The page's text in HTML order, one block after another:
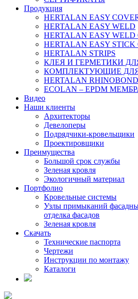
Продукция
HERTALAN EASY
HERTALAN EASY WELD
HERTALAN EASY WELD
HERTALAN EASY STICK
HERTALAN STRIPS
КЛЕЯ И ГЕРМЕТИКИ
КОМПЛЕКТУЮЩИЕ ДЛЯ
HERTALAN RHINOBOND
ECOLAN – EPDM
Видео
Наши клиенты
Архитекторы
Девелоперы
Подрядчики-кровельщики
Проектировщики
Преимущества
Большой срок службы
Зеленая кровля
Экологичный материал
Портфолио
Кровельные системы
Узлы примыканий
отделка фасадов
Зеленая кровля
Скачать
Технические паспорта
Чертежи
Инструкции по монтажу
Каталоги